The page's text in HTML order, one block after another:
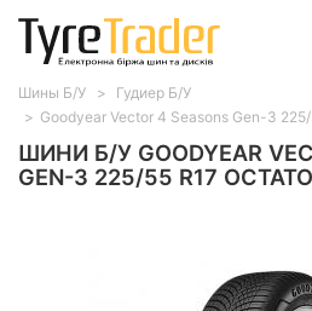
ШИНИ Б/У GOODYEAR
GEN-3 225/55 R17
Шины Б/У
Гудиер Б/У
Goodyear Vector 4 Seasons Gen-3